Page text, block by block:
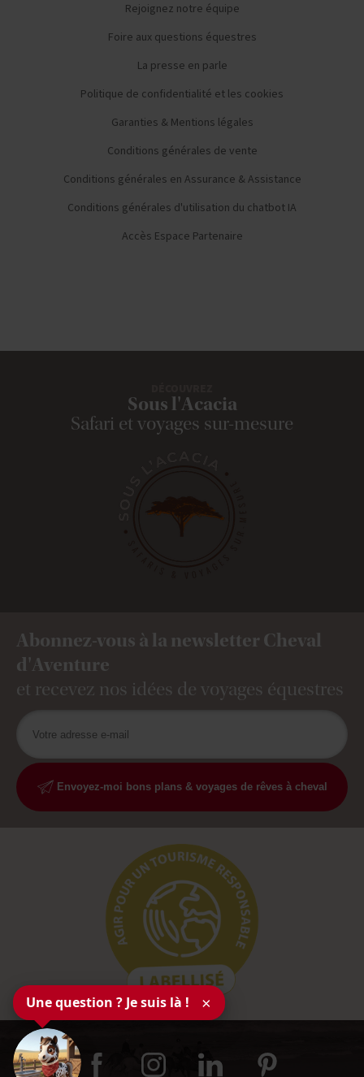
Rejoignez notre équipe
Foire aux questions équestres
La presse en parle
Politique de confidentialité et les cookies
Garanties & Mentions légales
Conditions générales de vente
Conditions générales en Assurance & Assistance
Conditions générales d'utilisation du chatbot IA
Accès Espace Partenaire
Sous l'Acacia
Safari et voyages sur-mesure
Abonnez-vous à la newsletter Cheval
d'Aventure
et recevez nos idées de voyages équestres
Envoyez-moi bons plans & voyages de rêves à cheval
Une question ? Je suis là ! ×